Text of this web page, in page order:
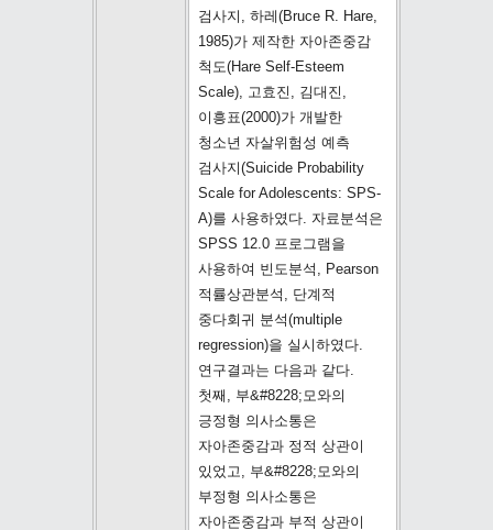
검사지, 하레(Bruce R. Hare,
1985)가 제작한 자아존중감
척도(Hare Self-Esteem
Scale), 고효진, 김대진,
이흥표(2000)가 개발한
청소년 자살위험성 예측
검사지(Suicide Probability
Scale for Adolescents: SPS-
A)를 사용하였다. 자료분석은
SPSS 12.0 프로그램을
사용하여 빈도분석, Pearson
적률상관분석, 단계적
중다회귀 분석(multiple
regression)을 실시하였다.
연구결과는 다음과 같다.
첫째, 부&#8228;모와의
긍정형 의사소통은
자아존중감과 정적 상관이
있었고, 부&#8228;모와의
부정형 의사소통은
자아존중감과 부적 상관이